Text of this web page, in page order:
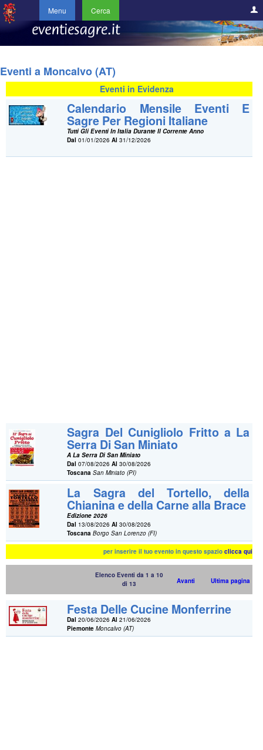
Menu Cerca
Eventi a Moncalvo (AT)
Eventi in Evidenza
Calendario Mensile Eventi E
Sagre Per Regioni Italiane
Tutti Gli Eventi In Italia Durante Il Corrente Anno
Dal 01/01/2026Al 31/12/2026
Sagra Del Cunigliolo Fritto a La
Serra Di San Miniato
A La Serra Di San Miniato
Dal 07/08/2026Al 30/08/2026
Toscana San Miniato (PI)
La Sagra del Tortello, della
Chianina e della Carne alla Brace
Edizione 2026
Dal 13/08/2026Al 30/08/2026
Toscana Borgo San Lorenzo (FI)
per inserire il tuo evento in questo spazioclicca qui
Elenco Eventi da 1 a 10
di 13
Avanti Ultima pagina
Festa Delle Cucine Monferrine
Dal 20/06/2026Al 21/06/2026
Piemonte Moncalvo (AT)